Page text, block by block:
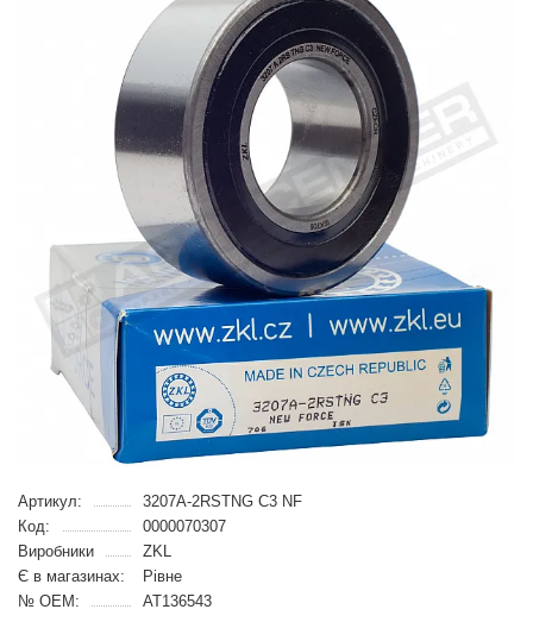
Артикул:
3207A-2RSTNG C3 NF
Код:
0000070307
Виробники
ZKL
Є в магазинах:
Рівне
№ OEM:
AT136543